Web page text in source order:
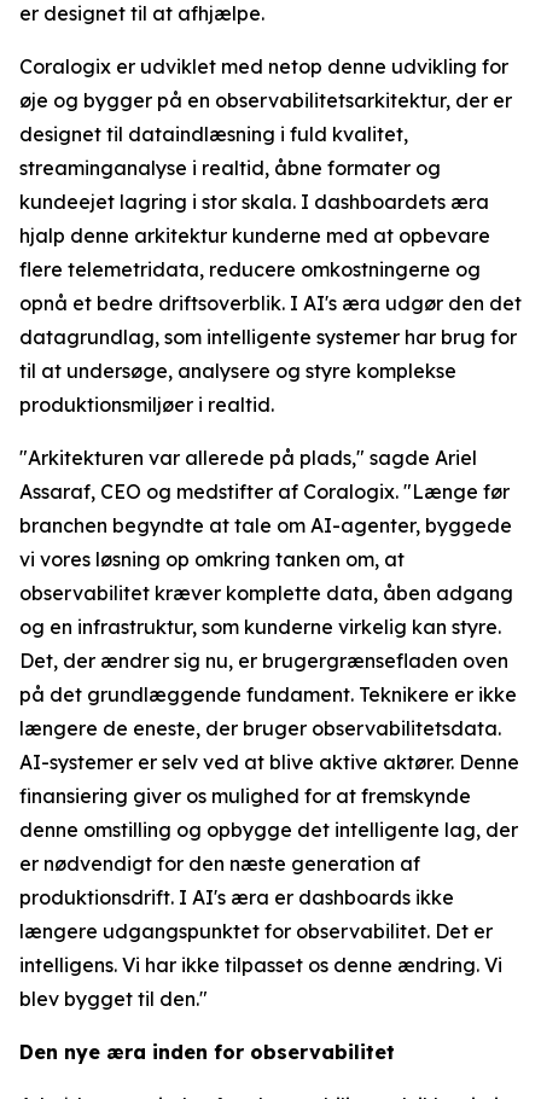
er designet til at afhjælpe.
Coralogix er udviklet med netop denne udvikling for
øje og bygger på en observabilitetsarkitektur, der er
designet til dataindlæsning i fuld kvalitet,
streaminganalyse i realtid, åbne formater og
kundeejet lagring i stor skala. I dashboardets æra
hjalp denne arkitektur kunderne med at opbevare
flere telemetridata, reducere omkostningerne og
opnå et bedre driftsoverblik. I AI's æra udgør den det
datagrundlag, som intelligente systemer har brug for
til at undersøge, analysere og styre komplekse
produktionsmiljøer i realtid.
"Arkitekturen var allerede på plads," sagde Ariel
Assaraf, CEO og medstifter af Coralogix. "Længe før
branchen begyndte at tale om AI-agenter, byggede
vi vores løsning op omkring tanken om, at
observabilitet kræver komplette data, åben adgang
og en infrastruktur, som kunderne virkelig kan styre.
Det, der ændrer sig nu, er brugergrænsefladen oven
på det grundlæggende fundament. Teknikere er ikke
længere de eneste, der bruger observabilitetsdata.
AI-systemer er selv ved at blive aktive aktører. Denne
finansiering giver os mulighed for at fremskynde
denne omstilling og opbygge det intelligente lag, der
er nødvendigt for den næste generation af
produktionsdrift. I AI's æra er dashboards ikke
længere udgangspunktet for observabilitet. Det er
intelligens. Vi har ikke tilpasset os denne ændring. Vi
blev bygget til den."
Den nye æra inden for observabilitet